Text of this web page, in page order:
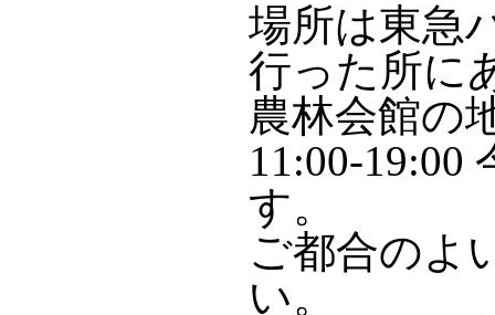
場所は東急
行った所に
農林会館の
11:00-19:00
す。
ご都合のよ
い。